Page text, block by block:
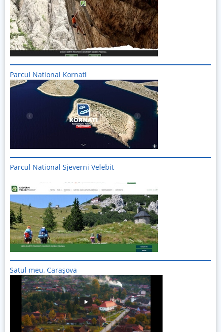
Parcul National Kornati
Imagine
Parcul National Sjeverni Velebit
Imagine
Satul meu, Carașova